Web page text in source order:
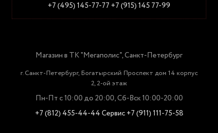
+7 (495) 145-77-77 +7 (915) 145 77-99
Магазин в ТК "Мегаполис", Санкт-Петербург
г. Санкт-Петербург, Богатырский Проспект дом 14 корпус
2, 2-ой этаж
Пн-Пт с 10:00 до 20:00, Сб-Вск 10:00-20:00
+7 (812) 455-44-44Сервис +7 (911) 111-75-58